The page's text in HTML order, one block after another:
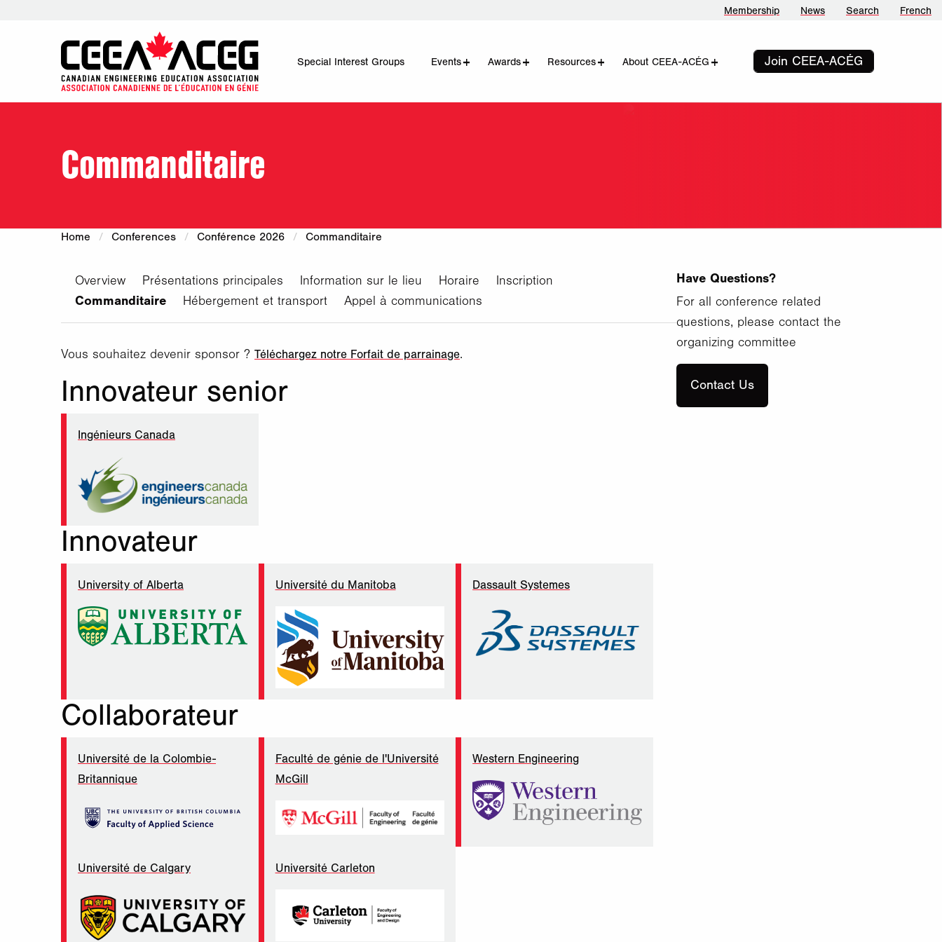
Membership News Search French
Special Interest Groups Eventsadd
remove Awardsadd
remove Resourcesadd
remove About CEEA-ACÉG add
remove Join CEEA-ACÉG
Commanditaire
Home Conferences Conférence 2026 Commanditaire
Overview Présentations principales Information sur le lieu Horaire Inscription
Commanditaire Hébergement et transport Appel à communications
Vous souhaitez devenir sponsor ? Téléchargez notre Forfait de parrainage.
Innovateur senior
Ingénieurs Canada
Innovateur
University of Alberta Université du Manitoba Dassault Systemes
Collaborateur
Université de la Colombie-
Britannique
Faculté de génie de l'Université
McGill
Western Engineering
Université de Calgary Université Carleton
Have Questions?
For all conference related
questions, please contact the
organizing committee
Contact Us